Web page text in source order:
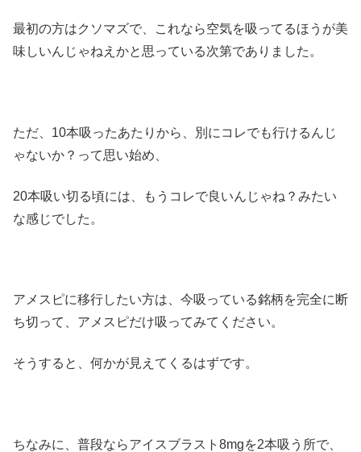
最初の方はクソマズで、これなら空気を吸ってるほうが美
味しいんじゃねえかと思っている次第でありました。
ただ、10本吸ったあたりから、別にコレでも行けるんじ
ゃないか？って思い始め、
20本吸い切る頃には、もうコレで良いんじゃね？みたい
な感じでした。
アメスピに移行したい方は、今吸っている銘柄を完全に断
ち切って、アメスピだけ吸ってみてください。
そうすると、何かが見えてくるはずです。
ちなみに、普段ならアイスブラスト8mgを2本吸う所で、